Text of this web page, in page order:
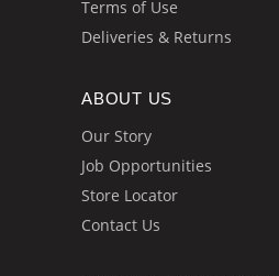
Terms of Use
Deliveries & Returns
ABOUT US
Our Story
Job Opportunities
Store Locator
Contact Us